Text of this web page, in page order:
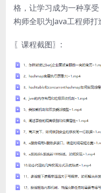
格，让学习成为一种享
构师全职为Java工程师打
〖课程截图〗: